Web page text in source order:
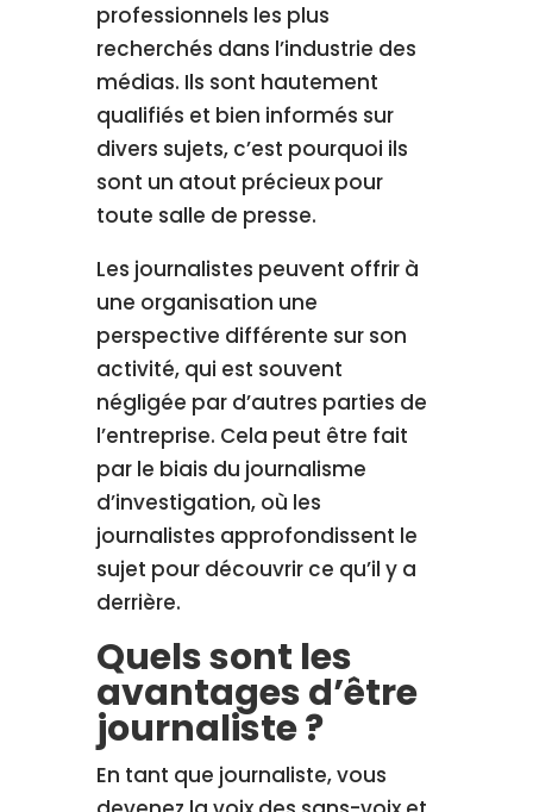
professionnels les plus
recherchés dans l’industrie des
médias. Ils sont hautement
qualifiés et bien informés sur
divers sujets, c’est pourquoi ils
sont un atout précieux pour
toute salle de presse.
Les journalistes peuvent offrir à
une organisation une
perspective différente sur son
activité, qui est souvent
négligée par d’autres parties de
l’entreprise. Cela peut être fait
par le biais du journalisme
d’investigation, où les
journalistes approfondissent le
sujet pour découvrir ce qu’il y a
derrière.
Quels sont les
avantages d’être
journaliste ?
En tant que journaliste, vous